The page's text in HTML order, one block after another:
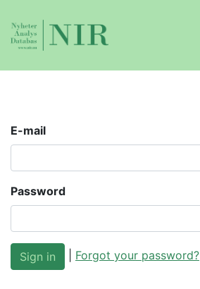
E-mail
Password
Forgot your password?